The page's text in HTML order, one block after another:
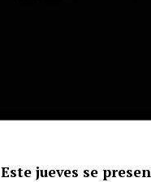
Este jueves se